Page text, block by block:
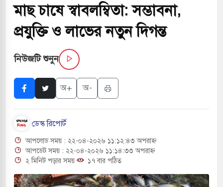
বাসের মুখোমুখি সংঘর্ষে ৯ জন নিহত
নিয়ন্ত্রণে দেড় হাজার মসজিদ থেকে মাইক
বন্দুকধারীর গুলিতে শিক্ষক নিহত, হামলাকারীর আত্মহত্যা
মধ্যপ্রাচ্যে ব্ল্যাকআউটের কঠোর হুঁশিয়ারি ইরানের
বিমানবন্দরের নিরাপত্তা তল্লাশিতে ছাড় দেওয়া হবে না:
মাছ চাষে স্বাবলম্বিতা: সম্ভাবনা,
প্রযুক্তি ও লাভের নতুন দিগন্ত
নিউজটি শুনুন
অ+ অ-
ডেস্ক রিপোর্ট
আপলোড সময় : ২২-০৪-২০২৬ ১১:১২:৪৩ অপরাহ্ন
আপডেট সময় : ২২-০৪-২০২৬ ১১:১৪:৩৩ অপরাহ্ন
২ মিনিট পড়ার সময়
১৭ বার পঠিত